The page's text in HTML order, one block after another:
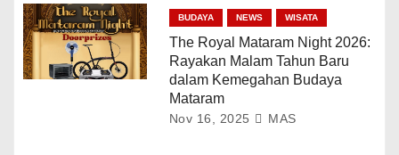
BUDAYA NEWS WISATA
The Royal Mataram Night 2026:
Rayakan Malam Tahun Baru
dalam Kemegahan Budaya
Mataram
Nov 16, 2025 MAS